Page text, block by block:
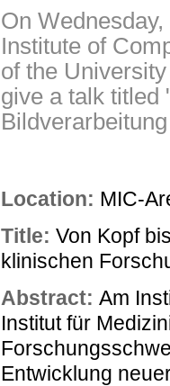
On
Institute of
of the
give a talk titled
Location: MIC-
Title: Von Kopf
klinischen
Abstract: Am
Institut für
Entwicklung